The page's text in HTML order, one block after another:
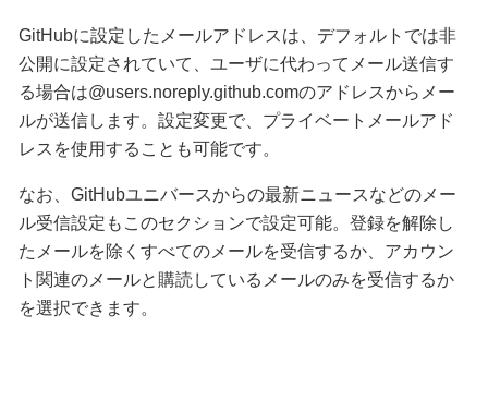
GitHubに設定したメールアドレスは、デフォルトでは非
公開に設定されていて、ユーザに代わってメール送信す
る場合は@users.noreply.github.comのアドレスからメー
ルが送信します。設定変更で、プライベートメールアド
レスを使用することも可能です。
なお、GitHubユニバースからの最新ニュースなどのメー
ル受信設定もこのセクションで設定可能。登録を解除し
たメールを除くすべてのメールを受信するか、アカウン
ト関連のメールと購読しているメールのみを受信するか
を選択できます。